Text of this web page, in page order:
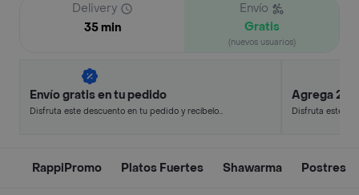
Delivery
35 min
Envío
Gratis
(nuevos usuarios)
Envío gratis en tu pedido
Disfruta este descuento en tu pedido y recíbelo
Agrega 2,
Disfruta este
RappiPromo Platos Fuertes Shawarma Postres